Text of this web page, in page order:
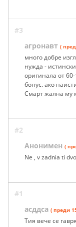
#3
агронавт (
много добре
нужда -
оригинала от
бонус. ако
Смарт жална му
#2
Анонимен (
Ne , v zadnia ti
#1
асддса ( преди
Тия вече се